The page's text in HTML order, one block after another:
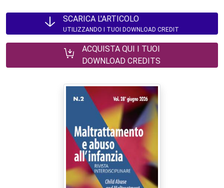
SCARICA L'ARTICOLO
UTILIZZANDO I TUOI DOWNLOAD CREDIT
ACQUISTA QUI I TUOI
DOWNLOAD CREDITS